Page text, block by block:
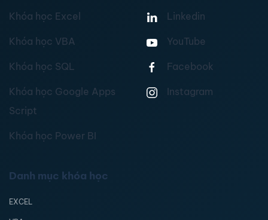
Khóa học Excel
Khóa học VBA
Khóa học SQL
Khóa học Google Apps
Script
Khóa học Power BI
Linkedin
YouTube
Facebook
Instagram
Danh mục khóa học
EXCEL